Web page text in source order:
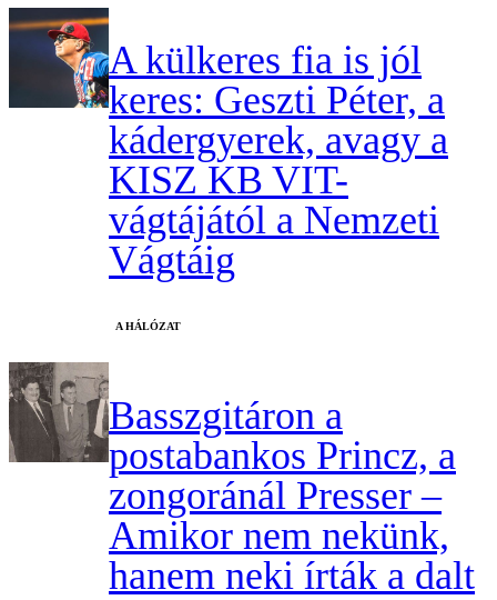
A külkeres fia is jól
keres: Geszti Péter, a
kádergyerek, avagy a
KISZ KB VIT-
vágtájától a Nemzeti
Vágtáig
A HÁLÓZAT
Basszgitáron a
postabankos Princz, a
zongoránál Presser –
Amikor nem nekünk,
hanem neki írták a dalt